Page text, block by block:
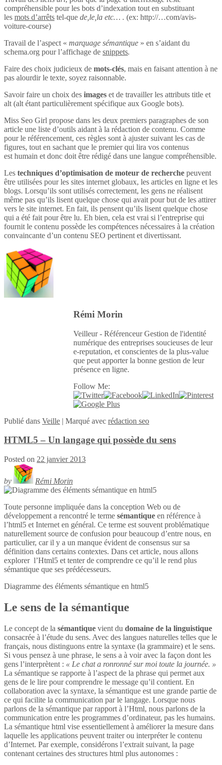
compréhensible pour les bots d’indexation tout en substituant
les mots d’arrêts tel-que de,le,la etc… . (ex: http://…com/avis-
voiture-course)
Travail de l’aspect « marquage sémantique » en s’aidant du
schema.org pour l’affichage de snippets.
Faire des choix judicieux de mots-clés, mais en faisant attention à ne
pas alourdir le texte, soyez raisonnable.
Savoir faire un choix des images et de travailler les attributs title et
alt (alt étant particulièrement spécifique aux Google bots).
Miss Seo Girl propose dans les deux premiers paragraphes de son
article une liste d’outils aidant à la rédaction de contenu. Comme
pour le référencement, ces règles sont à ajuster suivant les cas de
figures, tout en sachant que le premier qui lira vos contenus
est humain et donc doit être rédigé dans une langue compréhensible.
Les techniques d’optimisation de moteur de recherche peuvent
être utilisées pour les sites internet globaux, les articles en ligne et les
blogs. Lorsqu’ils sont utilisés correctement, les gens ne réalisent
même pas qu’ils lisent quelque chose qui avait pour but de les attirer
vers le site internet. En fait, ils pensent qu’ils lisent quelque chose
qui a été fait pour être lu. Eh bien, cela est vrai si l’entreprise qui
fournit le contenu possède les compétences nécessaires à la création
convaincante d’un contenu SEO pertinent et divertissant.
Rémi Morin
Veilleur - Référenceur Gestion de l'identité
numérique des entreprises soucieuses de leur
e-reputation, et conscientes de la plus-value
que peut apporter la bonne gestion de leur
présence en ligne.
Follow Me:
Publié dans Veille | Marqué avec rédaction seo
HTML5 – Un langage qui possède du sens
Posted on 22 janvier 2013
by Rémi Morin
Toute personne impliquée dans la conception Web ou de
développement a rencontré le terme sémantique en référence à
l’html5 et Internet en général. Ce terme est souvent problématique
naturellement source de confusion pour beaucoup d’entre nous, en
particulier, car il y a un manque évident de consensus sur sa
définition dans certains contextes. Dans cet article, nous allons
explorer l’Html5 et tenter de comprendre ce qu’il le rend plus
sémantique que ses prédécesseurs.
Diagramme des éléments sémantique en html5
Le sens de la sémantique
Le concept de la sémantique vient du domaine de la linguistique
consacrée à l’étude du sens. Avec des langues naturelles telles que le
français, nous distinguons entre la syntaxe (la grammaire) et le sens.
Si vous pensez à une phrase, le sens a à voir avec la façon dont les
gens l’interprètent : « Le chat a ronronné sur moi toute la journée. »
La sémantique se rapporte à l’aspect de la phrase qui permet aux
gens de le lire pour comprendre le message qu’il contient. En
collaboration avec la syntaxe, la sémantique est une grande partie de
ce qui facilite la communication par le langage. Lorsque nous
parlons de la sémantique par rapport à l’Html, nous parlons de la
communication entre les programmes d’ordinateur, pas les humains.
La sémantique html vise essentiellement à améliorer la mesure dans
laquelle les applications peuvent traiter ou interpréter le contenu
d’Internet. Par exemple, considérons l’extrait suivant, la page
contenant certaines des structures html plus autonomes :